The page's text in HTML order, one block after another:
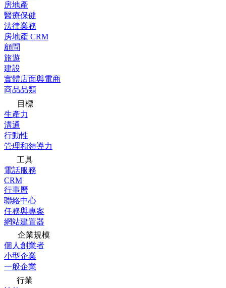
房地產
醫療保健
法律業務
房地產 CRM
顧問
旅遊
建設
實體店面與電商
商品品類
目標
生產力
溝通
行動性
管理和領導力
工具
電話服務
CRM
行事曆
聯絡中心
任務與專案
網站建置器
企業規模
個人創業者
小型企業
一般企業
行業